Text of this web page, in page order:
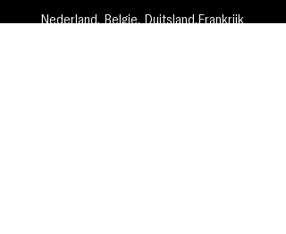
Nederland, België, Duitsland,Frankrijk